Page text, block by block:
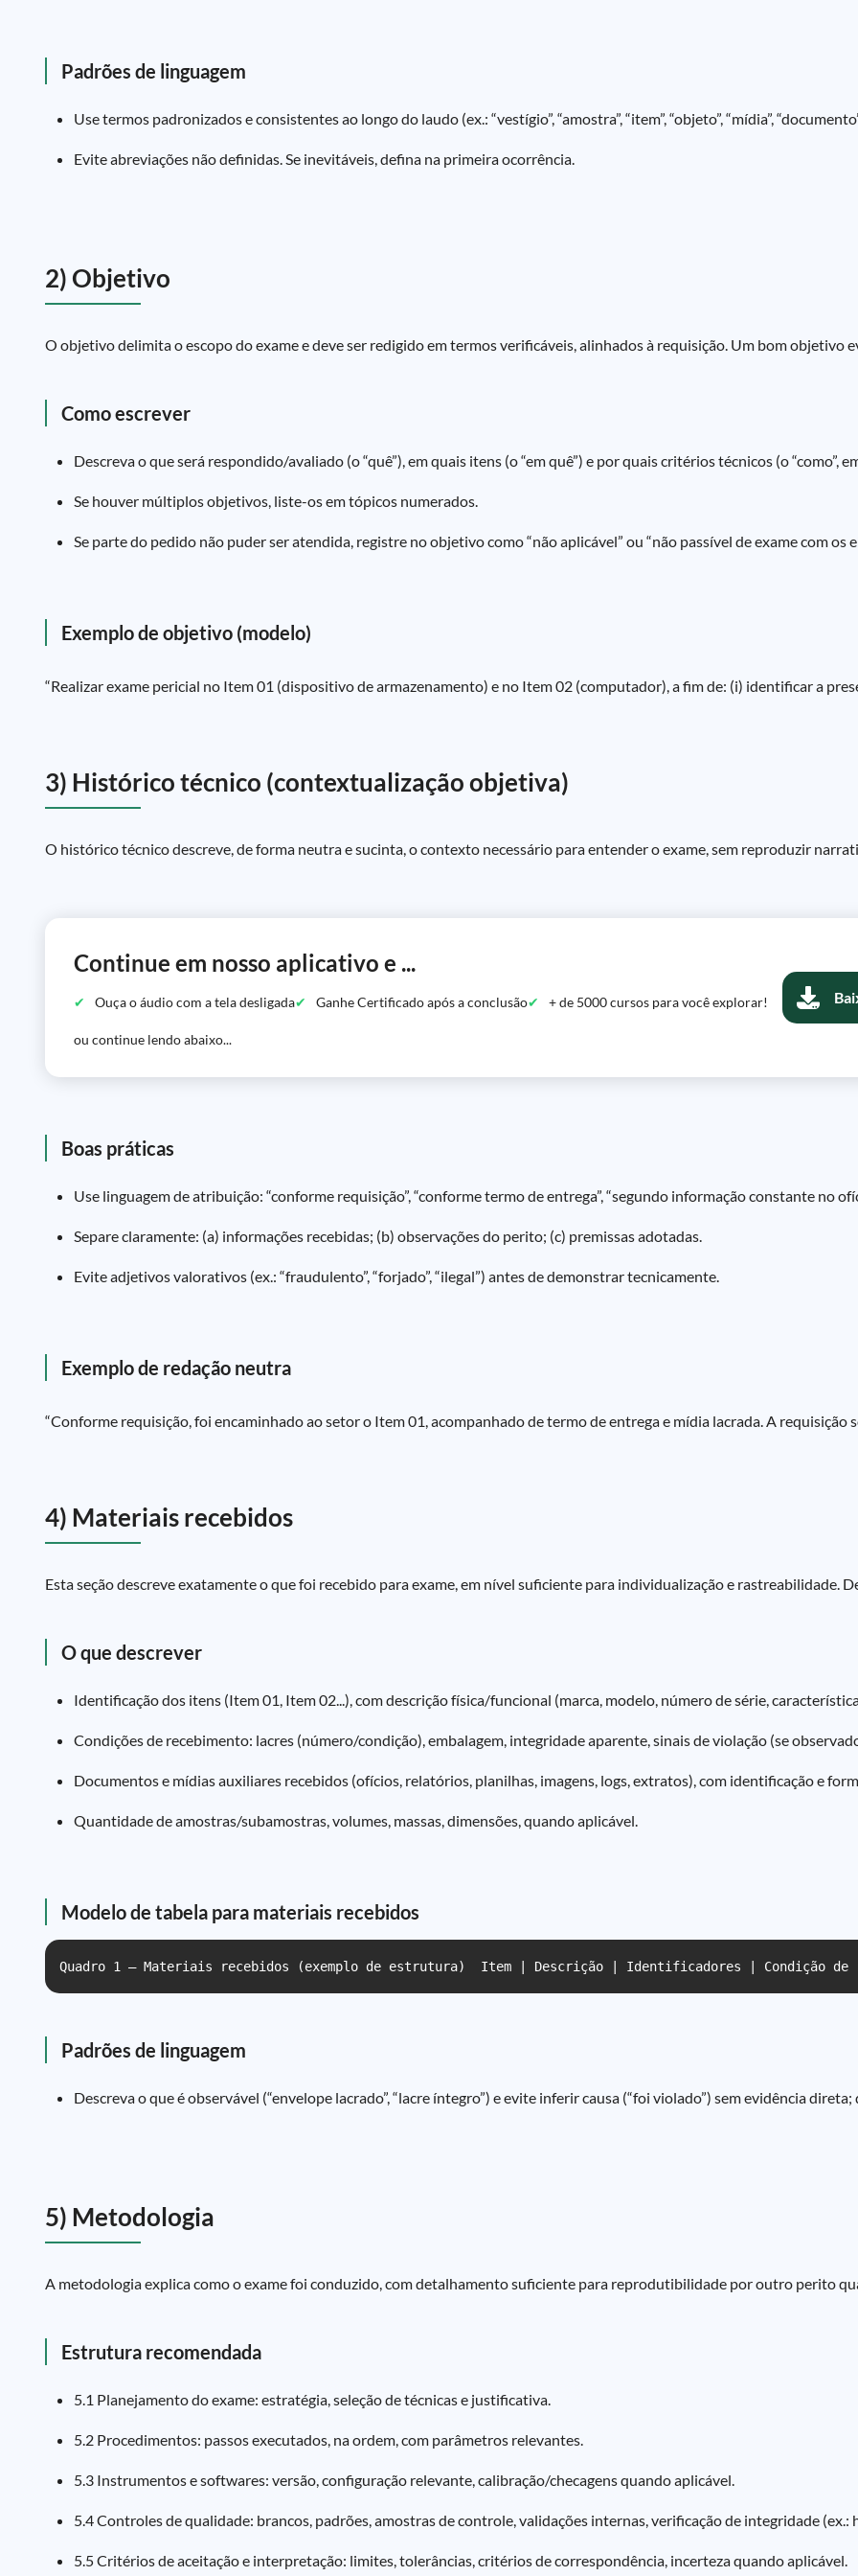
Padrões de linguagem
Use termos padronizados e consistentes ao longo do laudo (ex.: “vestígio”, “amostra”, “item”, “objeto”, “mídia”,
Evite abreviações não definidas. Se inevitáveis, defina na primeira ocorrência.
2) Objetivo
O objetivo delimita o escopo do exame e deve ser redigido em termos verificáveis, alinhados à requisição. Um bom objetivo
Como escrever
Descreva o que será respondido/avaliado (o “quê”), em quais itens (o “em quê”) e por quais critérios técnicos (o “como”,
Se houver múltiplos objetivos, liste-os em tópicos numerados.
Se parte do pedido não puder ser atendida, registre no objetivo como “não aplicável” ou “não passível de exame com os
Exemplo de objetivo (modelo)
“Realizar exame pericial no Item 01 (dispositivo de armazenamento) e no Item 02 (computador), a fim de: (i) identificar a
3) Histórico técnico (contextualização objetiva)
O histórico técnico descreve, de forma neutra e sucinta, o contexto necessário para entender o exame, sem reproduzir
Continue em nosso aplicativo e ...
Ouça o áudio com a tela desligada Ganhe Certificado após a conclusão + de 5000 cursos para você explorar!
ou continue lendo abaixo...
Boas práticas
Use linguagem de atribuição: “conforme requisição”, “conforme termo de entrega”, “segundo informação constante no
Separe claramente: (a) informações recebidas; (b) observações do perito; (c) premissas adotadas.
Evite adjetivos valorativos (ex.: “fraudulento”, “forjado”, “ilegal”) antes de demonstrar tecnicamente.
Exemplo de redação neutra
“Conforme requisição, foi encaminhado ao setor o Item 01, acompanhado de termo de entrega e mídia lacrada. A
4) Materiais recebidos
Esta seção descreve exatamente o que foi recebido para exame, em nível suficiente para individualização e
O que descrever
Identificação dos itens (Item 01, Item 02...), com descrição física/funcional (marca, modelo, número de série,
Condições de recebimento: lacres (número/condição), embalagem, integridade aparente, sinais de violação (se
Documentos e mídias auxiliares recebidos (ofícios, relatórios, planilhas, imagens, logs, extratos), com identificação e
Quantidade de amostras/subamostras, volumes, massas, dimensões, quando aplicável.
Modelo de tabela para materiais recebidos
Quadro 1 – Materiais recebidos (exemplo de estrutura)  Item | Descrição | Identificadores | Condição de
Padrões de linguagem
Descreva o que é observável (“envelope lacrado”, “lacre íntegro”) e evite inferir causa (“foi violado”) sem evidência
5) Metodologia
A metodologia explica como o exame foi conduzido, com detalhamento suficiente para reprodutibilidade por outro
Estrutura recomendada
5.1 Planejamento do exame: estratégia, seleção de técnicas e justificativa.
5.2 Procedimentos: passos executados, na ordem, com parâmetros relevantes.
5.3 Instrumentos e softwares: versão, configuração relevante, calibração/checagens quando aplicável.
5.4 Controles de qualidade: brancos, padrões, amostras de controle, validações internas, verificação de integridade (ex.:
5.5 Critérios de aceitação e interpretação: limites, tolerâncias, critérios de correspondência, incerteza quando aplicável.